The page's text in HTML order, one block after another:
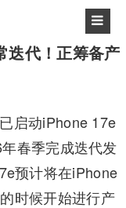
迭代！正筹备产
启动iPhone 17e
春季完成迭代发
预计将在iPhone
时候开始进行产